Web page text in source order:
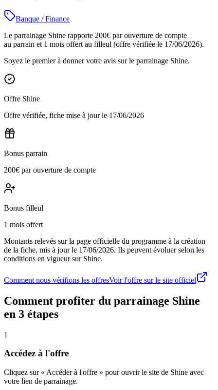
Banque / Finance
Le parrainage Shine rapporte 200€ par ouverture de compte
au parrain et 1 mois offert au filleul (offre vérifiée le 17/06/2026).
Soyez le premier à donner votre avis sur le parrainage Shine.
Offre Shine
Offre vérifiée, fiche mise à jour le 17/06/2026
Bonus parrain
200€ par ouverture de compte
Bonus filleul
1 mois offert
Montants relevés sur la page officielle du programme à la création
de la fiche, mis à jour le 17/06/2026. Ils peuvent évoluer selon les
conditions en vigueur sur Shine.
Comment nous vérifions les offresVoir l'offre sur le site officiel
Comment profiter du parrainage Shine
en 3 étapes
1
Accédez à l'offre
Cliquez sur « Accéder à l'offre » pour ouvrir le site de Shine avec
votre lien de parrainage.